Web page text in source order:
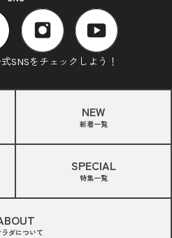
SNSをチェックしよう！
NEW
新着一覧
SPECIAL
特集一覧
ダについて